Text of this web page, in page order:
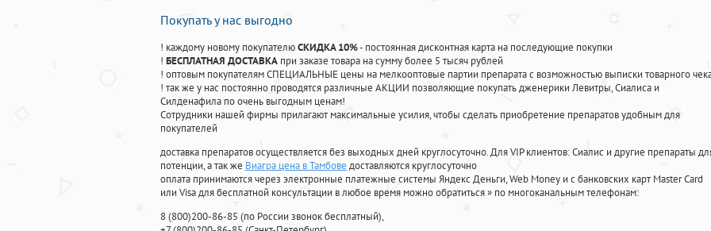
Покупать у нас выгодно
! каждому новому покупателюСКИДКА 10%- постоянная дисконтная карта на последующие покупки
! БЕСПЛАТНАЯ ДОСТАВКА при заказе товара на сумму более 5 тысяч рублей
! оптовым покупателям СПЕЦИАЛЬНЫЕ цены на мелкооптовые партии препарата с возможностью выписки товарного
! так же у нас постоянно проводятся различные АКЦИИ позволяющие покупать дженерики Левитры, Сиалиса и
Силденафила по очень выгодным ценам!
Cотрудники нашей фирмы прилагают максимальные усилия, чтобы сделать приобретение препаратов удобным для
покупателей
доставка препаратов осуществляется без выходных дней круглосуточно. Для VIP клиентов: Сиалис и другие препараты
потенции, а так же Виагра цена в Тамбове доставляются круглосуточно
оплата принимаются через электронные платежные системы Яндекс Деньги, Web Money и с банковских карт Master Card
или Visa для бесплатной консультации в любое время можно обратиться» по многоканальным телефонам:
8(800)200-86-85 (по России звонок бесплатный),